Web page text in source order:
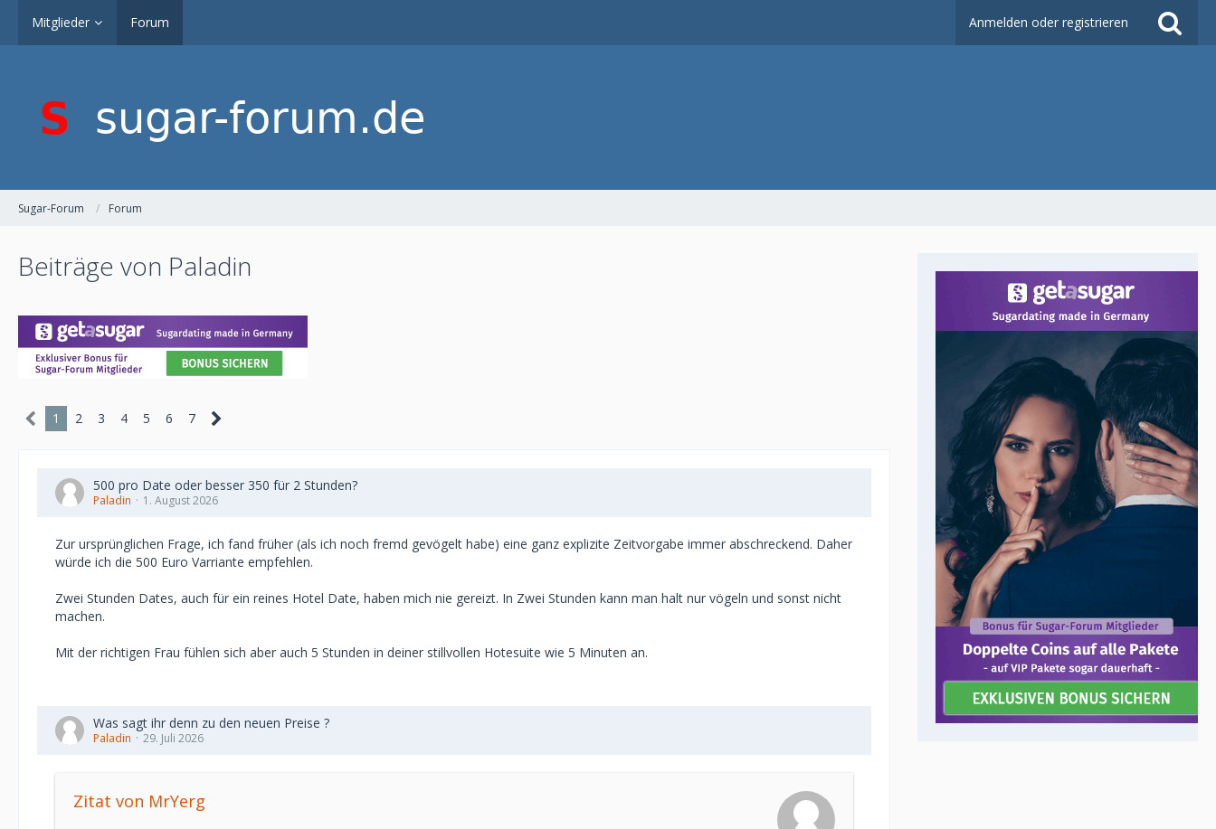
Mitglieder Forum Anmelden oder registrieren
Sugar-Forum Forum
Beiträge von Paladin
1 2 3 4 5 6 7
500 pro Date oder besser 350 für 2 Stunden?
Paladin 1. August 2026
Zur ursprünglichen Frage, ich fand früher (als ich noch fremd gevögelt habe) eine ganz explizite Zeitvorgabe immer abschreckend. Daher
würde ich die 500 Euro Varriante empfehlen.
Zwei Stunden Dates, auch für ein reines Hotel Date, haben mich nie gereizt. In Zwei Stunden kann man halt nur vögeln und sonst nicht
machen.
Mit der richtigen Frau fühlen sich aber auch 5 Stunden in deiner stillvollen Hotesuite wie 5 Minuten an.
Was sagt ihr denn zu den neuen Preise ?
Paladin 29. Juli 2026
Zitat von MrYerg